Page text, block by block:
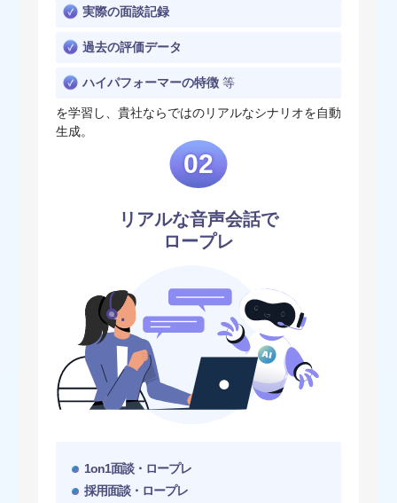
実際の面談記録
過去の評価データ
ハイパフォーマーの特徴 等
を学習し、貴社ならではのリアルなシナリオを自動
生成。
02
リアルな音声会話で
ロープレ
1on1面談・ロープレ
採用面談・ロープレ